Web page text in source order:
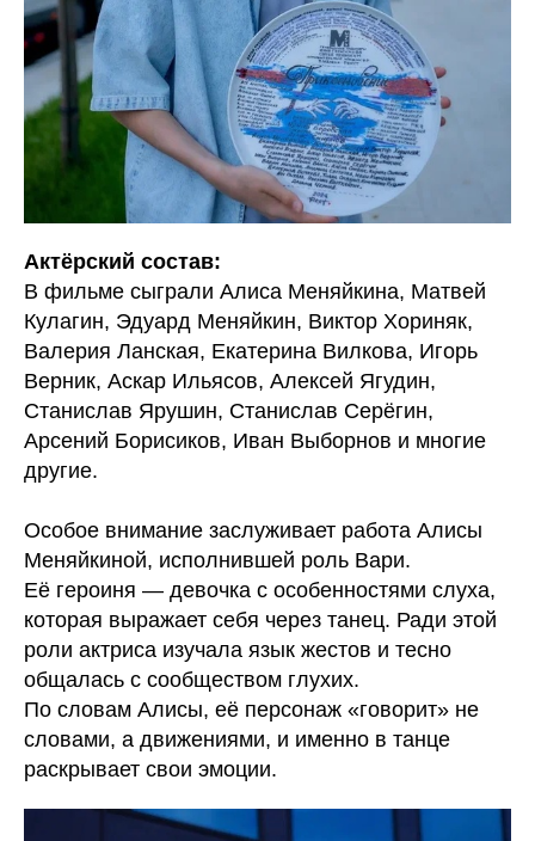
Актёрский состав:
В фильме сыграли Алиса Меняйкина, Матвей
Кулагин, Эдуард Меняйкин, Виктор Хориняк,
Валерия Ланская, Екатерина Вилкова, Игорь
Верник, Аскар Ильясов, Алексей Ягудин,
Станислав Ярушин, Станислав Серёгин,
Арсений Борисиков, Иван Выборнов и многие
другие.
Особое внимание заслуживает работа Алисы
Меняйкиной, исполнившей роль Вари.
Её героиня — девочка с особенностями слуха,
которая выражает себя через танец. Ради этой
роли актриса изучала язык жестов и тесно
общалась с сообществом глухих.
По словам Алисы, её персонаж «говорит» не
словами, а движениями, и именно в танце
раскрывает свои эмоции.